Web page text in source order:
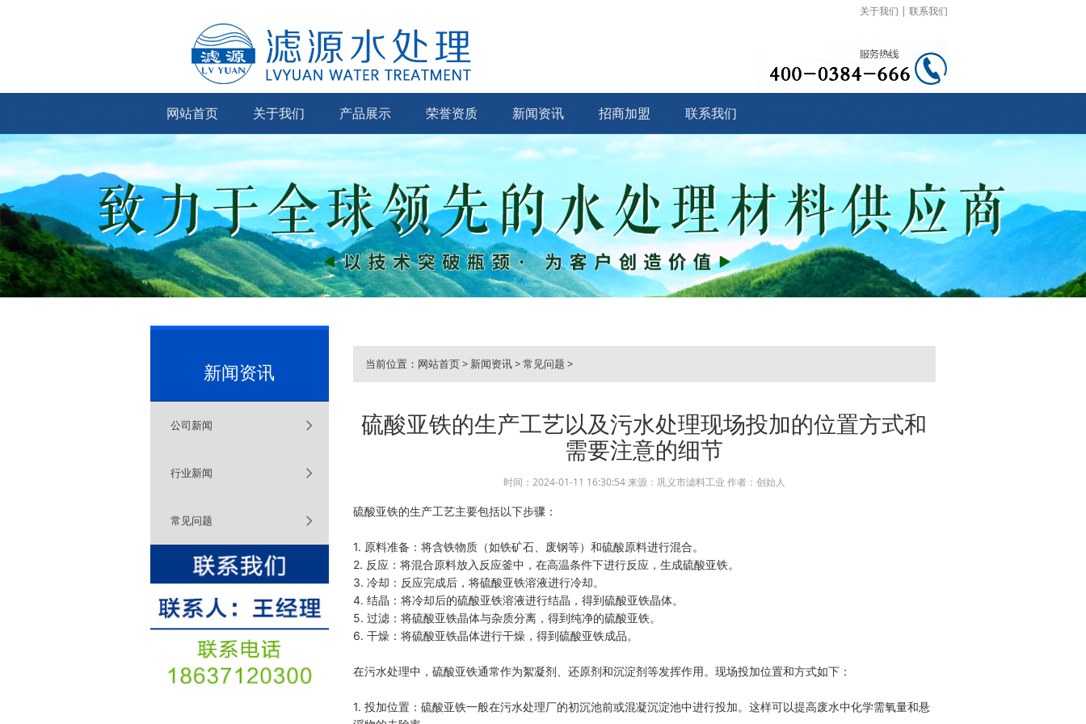
关于我们 | 联系我们
网站首页 关于我们 产品展示 荣誉资质 新闻资讯 招商加盟 联系我们
新闻资讯
公司新闻
行业新闻
常见问题
当前位置： 网站首页> 新闻资讯>常见问题 >
硫酸亚铁的生产工艺以及污水处理现场投加的位置方式和
需要注意的细节
时间：2024-01-11 16:30:54 来源：巩义市滤料工业 作者：创始人
硫酸亚铁的生产工艺主要包括以下步骤：
1. 原料准备：将含铁物质（如铁矿石、废钢等）和硫酸原料进行混合。
2. 反应：将混合原料放入反应釜中，在高温条件下进行反应，生成硫酸亚铁。
3. 冷却：反应完成后，将硫酸亚铁溶液进行冷却。
4. 结晶：将冷却后的硫酸亚铁溶液进行结晶，得到硫酸亚铁晶体。
5. 过滤：将硫酸亚铁晶体与杂质分离，得到纯净的硫酸亚铁。
6. 干燥：将硫酸亚铁晶体进行干燥，得到硫酸亚铁成品。
在污水处理中，硫酸亚铁通常作为絮凝剂、还原剂和沉淀剂等发挥作用。现场投加位置和方式如下：
1. 投加位置：硫酸亚铁一般在污水处理厂的初沉池前或混凝沉淀池中进行投加。这样可以提高废水中化学需氧量和悬